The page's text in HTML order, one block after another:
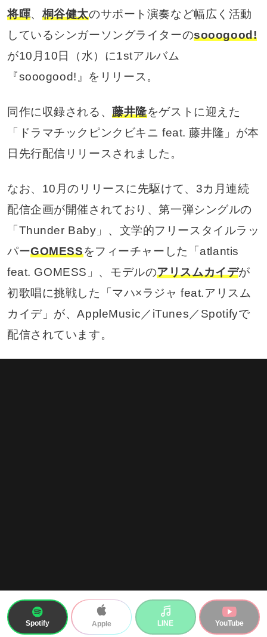
将暉、 桐谷健太のサポート演奏など幅広く活動
しているシンガーソングライターのsooogood!
が10月10日（水）に1stアルバム
『sooogood!』をリリース。
同作に収録される、藤井隆をゲストに迎えた
「ドラマチックピンクビキニ feat. 藤井隆」が本
日先行配信リリースされました。
なお、10月のリリースに先駆けて、3カ月連続
配信企画が開催されており、第一弾シングルの
「Thunder Baby」、文学的フリースタイルラッ
パーGOMESSをフィーチャーした「atlantis
feat. GOMESS」、モデルのアリスムカイデが
初歌唱に挑戦した「マハ×ラジャ feat.アリスム
カイデ」が、AppleMusic／iTunes／Spotifyで
配信されています。
Spotify Apple LINE YouTube